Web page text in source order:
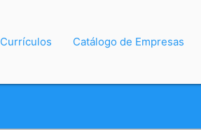
Currículos Catálogo de Empresas